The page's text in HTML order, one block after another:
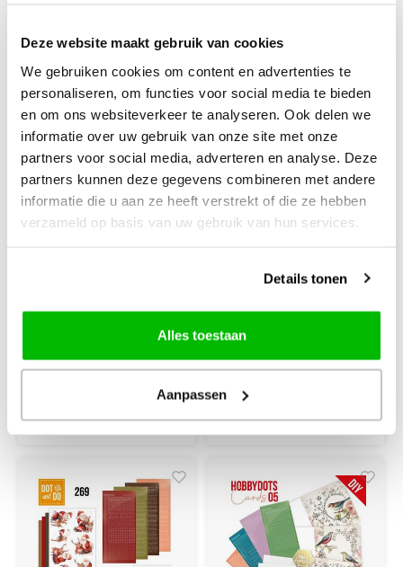
Deze website maakt gebruik van cookies
We gebruiken cookies om content en advertenties te
personaliseren, om functies voor social media te bieden
en om ons websiteverkeer te analyseren. Ook delen we
informatie over uw gebruik van onze site met onze
partners voor social media, adverteren en analyse. Deze
partners kunnen deze gegevens combineren met andere
informatie die u aan ze heeft verstrekt of die ze hebben
verzameld op basis van uw gebruik van hun services.
Details tonen
Alles toestaan
Aanpassen
Hobbydots
Birthday Calendar 2
Stickerset
+
Hobbydots
Dot And Do 253
Awesome Autumn
voorjaar met jonge dieren
€5,89